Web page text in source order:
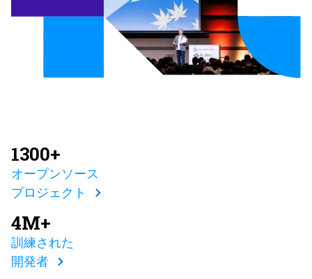
1300+
オープンソース
プロジェクト
4M+
訓練された
開発者